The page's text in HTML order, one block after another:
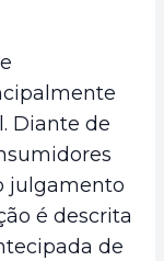
Diante de
julgamento
é descrita
de